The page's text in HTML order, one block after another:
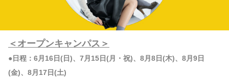
＜オープンキャンパス＞
●日程：6月16日(日)、7月15日(月・祝)、8月8日(木)、8月9日
(金)、8月17日(土)